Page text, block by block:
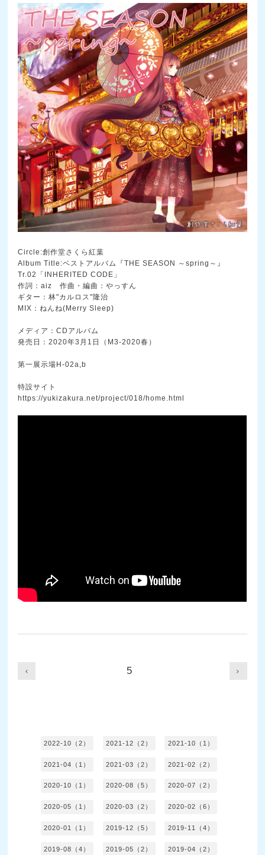
Circle:創作堂さくら紅葉
Album Title:ベストアルバム『THE SEASON ～spring～』
Tr.02「INHERITED CODE」
作詞：aiz 作曲・編曲：やっすん
ギター：林"カルロス"隆治
MIX：ねんね(Merry Sleep)
メディア：CDアルバム
発売日：2020年3月1日（M3-2020春）
第一展示場H-02a,b
特設サイト
https://yukizakura.net/project/018/home.html
5
2022-10（2） 2021-12（2） 2021-10（1）
2021-04（1） 2021-03（2） 2021-02（2）
2020-10（1） 2020-08（5） 2020-07（2）
2020-05（1） 2020-03（2） 2020-02（6）
2020-01（1） 2019-12（5） 2019-11（4）
2019-08（4） 2019-05（2） 2019-04（2）